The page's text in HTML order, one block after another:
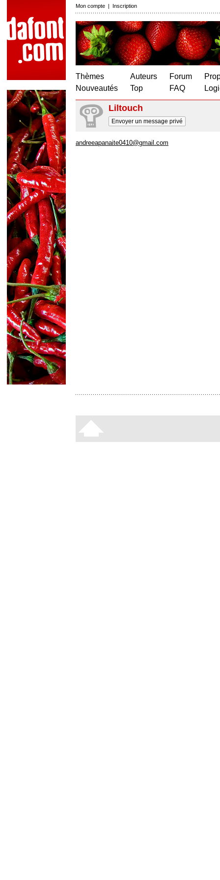
Mon compte | Inscription
Thèmes
Nouveautés
Auteurs
Top
Forum
FAQ
Liltouch
Envoyer un message privé
andreeapanaite0410@gmail.com